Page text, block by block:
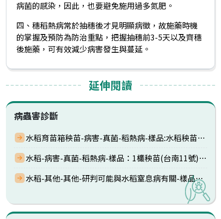
病菌的感染，因此，也要避免施用過多氮肥。
四、穗稻熱病常於抽穗後才見明顯病徵，故施藥時機
的掌握及預防為防治重點，把握抽穗前3-5天以及齊穗
後施藥，可有效減少病害發生與蔓延。
延伸閱讀
病蟲害診斷
水稻育苗箱秧苗-病害-真菌-稻熱病-樣品:水稻秧苗一畦，葉片上有褐色紡錘形斑點。
水稻-病害-真菌-稻熱病-樣品：1欉秧苗(台南11號)，劍葉中段部位有黑褐色斑。
水稻-其他-其他-研判可能與水稻窒息病有關-樣品：水稻(台梗9號)2欉，稻穗褐化乾枯不稔。